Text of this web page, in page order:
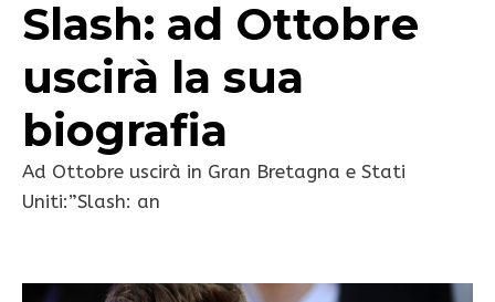
Slash: ad Ottobre
uscirà la sua
biografia
Ad Ottobre uscirà in Gran Bretagna e Stati
Uniti:”Slash: an